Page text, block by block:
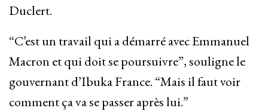
Duclert.
“C’est un travail qui a démarré avec Emmanuel
Macron et qui doit se poursuivre”, souligne le
gouvernant d’Ibuka France. “Mais il faut voir
comment ça va se passer après lui.”